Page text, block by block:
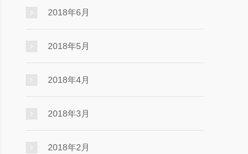
2018年6月
2018年5月
2018年4月
2018年3月
2018年2月